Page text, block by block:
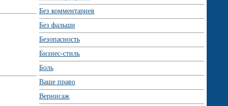
Без комментариев
Без фальши
Безопасность
Бизнес-стиль
Боль
Ваше право
Вернисаж